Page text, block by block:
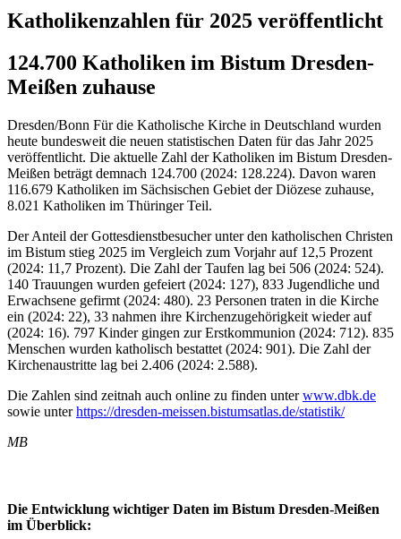
Katholikenzahlen für 2025 veröffentlicht
124.700 Katholiken im Bistum Dresden-
Meißen zuhause
Dresden/Bonn Für die Katholische Kirche in Deutschland wurden
heute bundesweit die neuen statistischen Daten für das Jahr 2025
veröffentlicht. Die aktuelle Zahl der Katholiken im Bistum Dresden-
Meißen beträgt demnach 124.700 (2024: 128.224). Davon waren
116.679 Katholiken im Sächsischen Gebiet der Diözese zuhause,
8.021 Katholiken im Thüringer Teil.
Der Anteil der Gottesdienstbesucher unter den katholischen Christen
im Bistum stieg 2025 im Vergleich zum Vorjahr auf 12,5 Prozent
(2024: 11,7 Prozent). Die Zahl der Taufen lag bei 506 (2024: 524).
140 Trauungen wurden gefeiert (2024: 127), 833 Jugendliche und
Erwachsene gefirmt (2024: 480). 23 Personen traten in die Kirche
ein (2024: 22), 33 nahmen ihre Kirchenzugehörigkeit wieder auf
(2024: 16). 797 Kinder gingen zur Erstkommunion (2024: 712). 835
Menschen wurden katholisch bestattet (2024: 901). Die Zahl der
Kirchenaustritte lag bei 2.406 (2024: 2.588).
Die Zahlen sind zeitnah auch online zu finden unterwww.dbk.de
sowie unterhttps://dresden-meissen.bistumsatlas.de/statistik/
MB
Die Entwicklung wichtiger Daten im Bistum Dresden-Meißen
im Überblick: